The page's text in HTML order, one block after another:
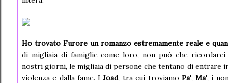
Ho trovato Furore un romanzo estremamente reale e
di migliaia di famiglie come loro, non può che ricordarci
nostri giorni, le migliaia di persone che tentano di entrare
violenza e dalla fame. I Joad, tra cui troviamo Pa', Ma', i